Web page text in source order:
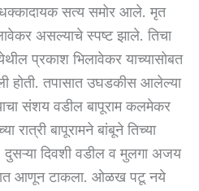
सत्य समोर आले. मृत
असल्याचे स्पष्ट झाले. तिचा
प्रकाश भिलावेकर याच्यासोबत
होती. तपासात उघडकीस आलेल्या
संशय वडील बापूराम कलमेकर
रात्री बापूरामने बांबूने तिच्या
दिवशी वडील व मुलगा अजय
आणून टाकला. ओळख पटू नये